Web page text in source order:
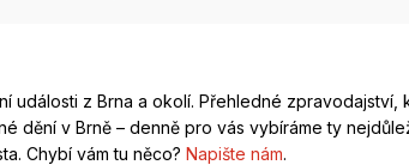
události z Brna a okolí. Přehledné zpravodajství,
dění v Brně – denně pro vás vybíráme ty
Chybí vám tu něco? Napište nám.